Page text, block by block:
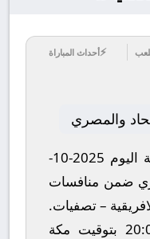
⚡أحداث المباراة
والمصري
تترقب الجماهير مواجهة نارية اليوم 2025-10-
ضمن منافسات
– تصفيات.
تنطلق في تمام الساعة 20:00 بتوقيت مكة